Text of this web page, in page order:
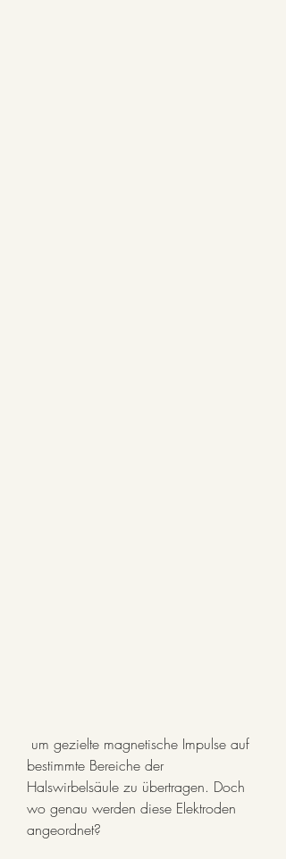
bestimmte Bereiche der
Halswirbelsäule zu übertragen. Doch
wo genau werden diese Elektroden
angeordnet?